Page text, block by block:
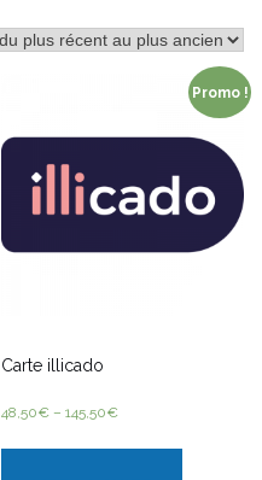
Promo !
Carte illicado
48,50€ –145,50€